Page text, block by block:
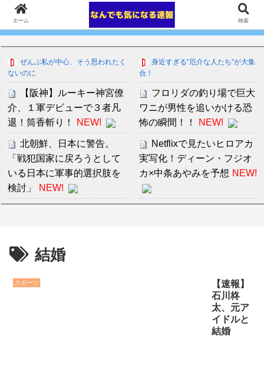
ぜんぶ私が中心、そう思われたく
ないのに
【阪神】ルーキー神宮僚
介、１軍デビューで３者凡
退！筒香斬り！
NEW!
北朝鮮、日本に警告。
「戦犯国家に戻ろうとして
いる日本に軍事的選択肢を
検討」
NEW!
てた姿で発見される・・・
【2026年8月】メンタル
身近すぎる“厄介な人たち”が大集
合！
フロリダの釣り場で巨大
ワニが男性を追いかける恐
怖の瞬間！！
NEW!
Netflixで見たいヒロアカ
実写化！ディーン・フジオ
カ×中条あやみを予想 NEW!
【地獄のような聴聞会】
Ｗ杯１次Ｌ敗退の韓国 議員
が「なぜ負けたのか？」ソ
結婚
スポーツ
【速報】
石川柊
太、元ア
イドルと
結婚
ホーム 検索